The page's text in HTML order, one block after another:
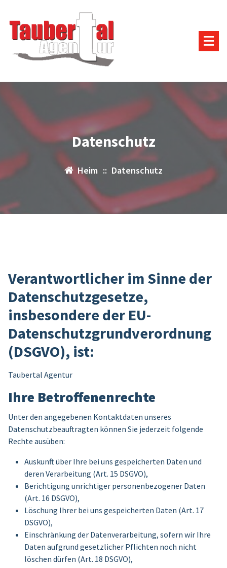
Inhalt
springen
Datenschutz
Heim :: Datenschutz
Verantwortlicher im Sinne der
Datenschutzgesetze,
insbesondere der EU-
Datenschutzgrundverordnung
(DSGVO), ist:
Taubertal Agentur
Ihre Betroffenenrechte
Unter den angegebenen Kontaktdaten unseres
Datenschutzbeauftragten können Sie jederzeit folgende
Rechte ausüben:
Auskunft über Ihre bei uns gespeicherten Daten und
deren Verarbeitung (Art. 15 DSGVO),
Berichtigung unrichtiger personenbezogener Daten
(Art. 16 DSGVO),
Löschung Ihrer bei uns gespeicherten Daten (Art. 17
DSGVO),
Einschränkung der Datenverarbeitung, sofern wir Ihre
Daten aufgrund gesetzlicher Pflichten noch nicht
löschen dürfen (Art. 18 DSGVO),